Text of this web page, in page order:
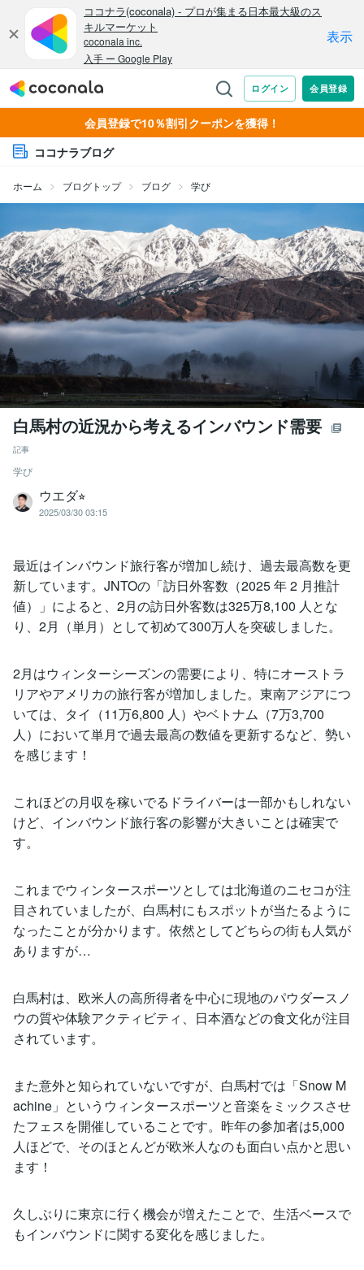
会員登録で10％割引クーポンを獲得！
ココナラブログ
ホーム ブログトップ ブログ 学び
白馬村の近況から考えるインバウンド需要
記事
学び
ウエダ⭐︎
2025/03/30 03:15
最近はインバウンド旅行客が増加し続け、過去最高数を更
新しています。JNTOの「訪日外客数（2025 年 2 月推計
値）」によると、2月の訪日外客数は325万8,100 人とな
り、2月（単月）として初めて300万人を突破しました。
2月はウィンターシーズンの需要により、特にオーストラ
リアやアメリカの旅行客が増加しました。東南アジアにつ
いては、タイ（11万6,800 人）やベトナム（7万3,700
人）において単月で過去最高の数値を更新するなど、勢い
を感じます！
これほどの月収を稼いでるドライバーは一部かもしれない
けど、インバウンド旅行客の影響が大きいことは確実で
す。
これまでウィンタースポーツとしては北海道のニセコが注
目されていましたが、白馬村にもスポットが当たるように
なったことが分かります。依然としてどちらの街も人気が
ありますが…
白馬村は、欧米人の高所得者を中心に現地のパウダースノ
ウの質や体験アクティビティ、日本酒などの食文化が注目
されています。
また意外と知られていないですが、白馬村では「Snow M
achine」というウィンタースポーツと音楽をミックスさせ
たフェスを開催していることです。昨年の参加者は5,000
人ほどで、そのほとんどが欧米人なのも面白い点かと思い
ます！
久しぶりに東京に行く機会が増えたことで、生活ベースで
もインバウンドに関する変化を感じました。